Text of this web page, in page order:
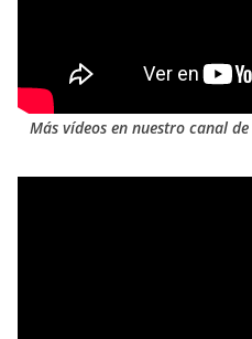
Más vídeos en nuestro canal de